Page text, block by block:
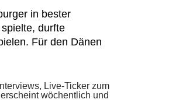
in bester
durfte
Für den Dänen